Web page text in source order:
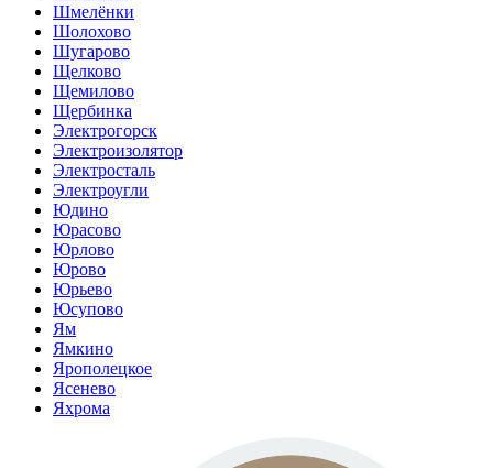
Шмелёнки
Шолохово
Шугарово
Щелково
Щемилово
Щербинка
Электрогорск
Электроизолятор
Электросталь
Электроугли
Юдино
Юрасово
Юрлово
Юрово
Юрьево
Юсупово
Ям
Ямкино
Ярополецкое
Ясенево
Яхрома